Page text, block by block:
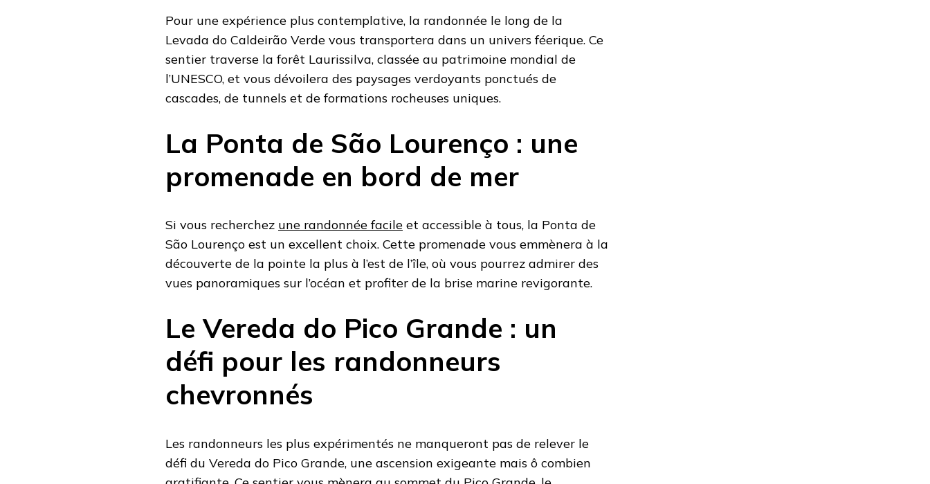
Pour une expérience plus contemplative, la randonnée le long de la
Levada do Caldeirão Verde vous transportera dans un univers féerique. Ce
sentier traverse la forêt Laurissilva, classée au patrimoine mondial de
l’UNESCO, et vous dévoilera des paysages verdoyants ponctués de
cascades, de tunnels et de formations rocheuses uniques.
La Ponta de São Lourenço : une
promenade en bord de mer
Si vous recherchez une randonnée facile et accessible à tous, la Ponta de
São Lourenço est un excellent choix. Cette promenade vous emmènera à la
découverte de la pointe la plus à l’est de l’île, où vous pourrez admirer des
vues panoramiques sur l’océan et profiter de la brise marine revigorante.
Le Vereda do Pico Grande : un
défi pour les randonneurs
chevronnés
Les randonneurs les plus expérimentés ne manqueront pas de relever le
défi du Vereda do Pico Grande, une ascension exigeante mais ô combien